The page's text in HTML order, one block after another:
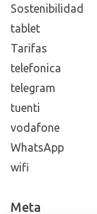
Sostenibilidad
tablet
Tarifas
telefonica
telegram
tuenti
vodafone
WhatsApp
wifi
Meta